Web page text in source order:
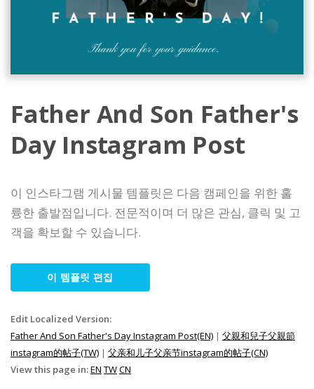
Father And Son Father's
Day Instagram Post
이 인스타그램 게시물 템플릿은 다음 캠페인을 위한 훌
륭한 출발점입니다. 전문적이며 더 많은 관심, 클릭 및 고
객을 확보할 수 있습니다.
이 템플릿 편집
Edit Localized Version:
Father And Son Father's Day Instagram Post(EN) | 父親和兒子父親節
instagram的帖子(TW) | 父亲和儿子父亲节instagram的帖子(CN)
View this page in:EN TWCN